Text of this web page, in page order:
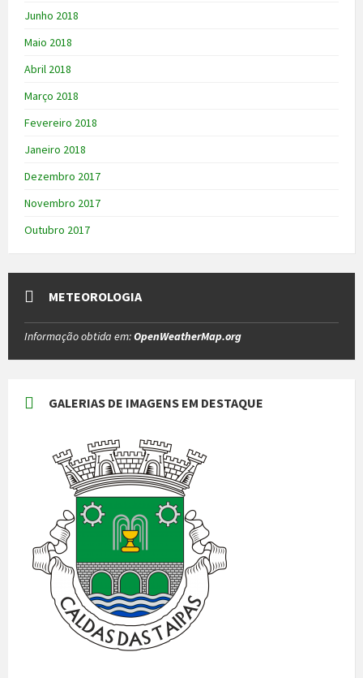
Junho 2018
Maio 2018
Abril 2018
Março 2018
Fevereiro 2018
Janeiro 2018
Dezembro 2017
Novembro 2017
Outubro 2017
METEOROLOGIA
Informação obtida em:OpenWeatherMap.org
GALERIAS DE IMAGENS EM DESTAQUE